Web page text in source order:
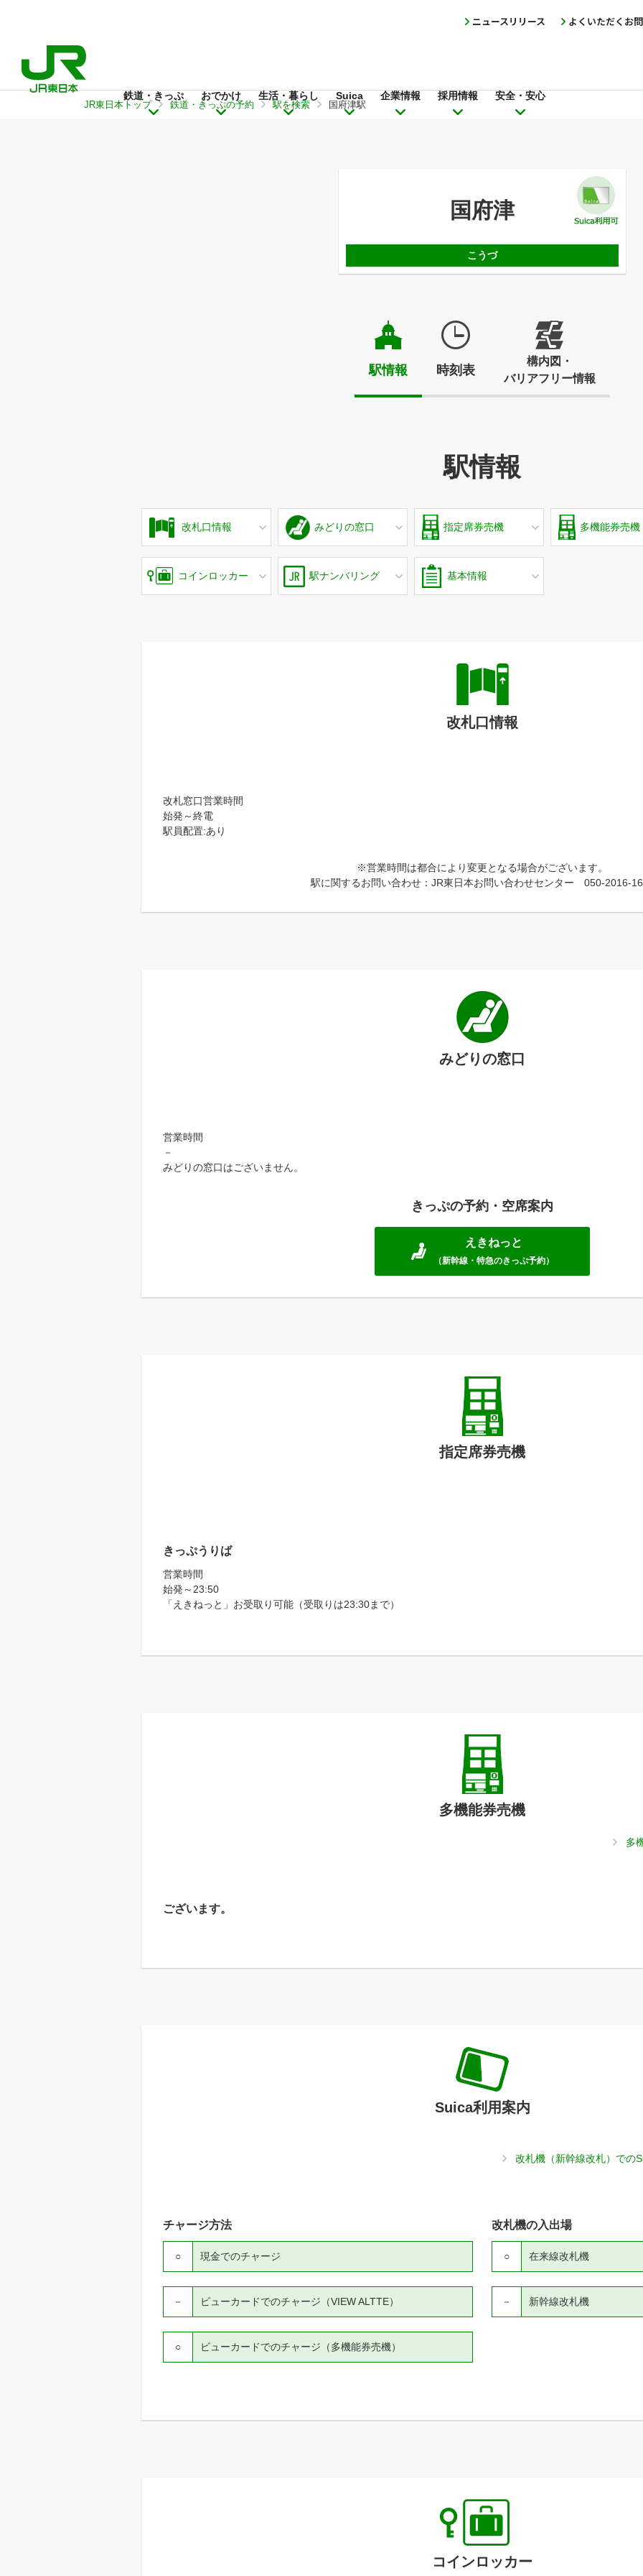
鉄道・きっぷ おでかけ 生活・暮らし Suica 企業情報 採用情報 安全・安心
よくいただくお
ニュースリリース
JR東日本トップ 鉄道・きっぷの予約 駅を検索 国府津駅
国府津
こうづ
駅情報 時刻表
構内図・
バリアフリー情報
駅情報
改札口情報 みどりの窓口 指定席券売機 多機能券売機
コインロッカー 駅ナンバリング 基本情報
改札口情報
改札窓口営業時間
始発～終電
駅員配置:あり
※営業時間は都合により変更となる場合がございます。
駅に関するお問い合わせ：JR東日本お問い合わせセンター 050-2016-
みどりの窓口
営業時間
－
みどりの窓口はございません。
きっぷの予約・空席案内
えきねっと
（新幹線・特急のきっぷ予約）
指定席券売機
きっぷうりば
営業時間
始発～23:50
「えきねっと」お受取り可能（受取りは23:30まで）
多機能券売機
多
ございます。
Suica利用案内
改札機（新幹線改札）での
チャージ方法
現金でのチャージ
○
ビューカードでのチャージ（VIEW ALTTE）
－
ビューカードでのチャージ（多機能券売機）
○
改札機の入出場
在来線改札機
○
新幹線改札機
－
コインロッカー